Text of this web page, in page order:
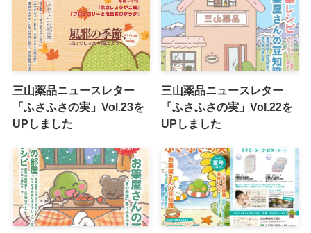
三山薬品ニュースレター
「ふさふさの実」Vol.23を
UPしました
三山薬品ニュースレター
「ふさふさの実」Vol.22を
UPしました